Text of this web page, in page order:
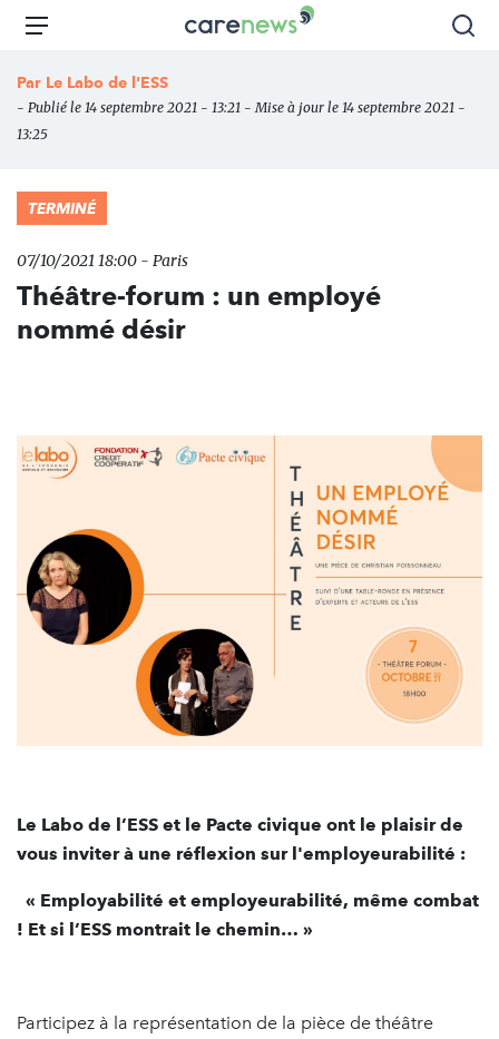
Aller
principal
Carenews,
des
Menu
Par Le Labo de l'ESS
- Publié le 14 septembre 2021 - 13:21 - Mise à jour le 14 septembre 2021 -
13:25
TERMINÉ
07/10/2021 18:00 - Paris
Théâtre-forum : un employé
nommé désir
Le Labo de l’ESS et le Pacte civique ont le plaisir de
vous inviter à une réflexion sur l'employeurabilité :
« Employabilité et employeurabilité, même combat
! Et si l’ESS montrait le chemin… »
Participez à la représentation de la pièce de théâtre